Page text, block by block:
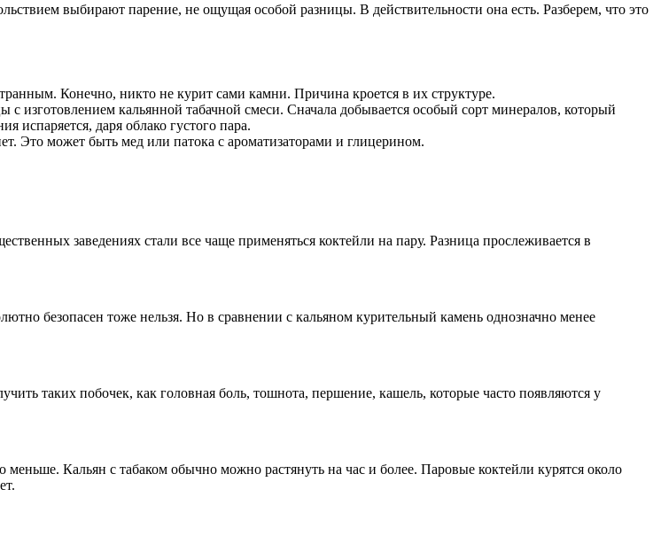
выбирают парение, не ощущая особой разницы. В действительности она есть. Разберем, что это
Конечно, никто не курит сами камни. Причина кроется в их структуре.
изготовлением кальянной табачной смеси. Сначала добывается особый сорт минералов, который
испаряется, даря облако густого пара.
Это может быть мед или патока с ароматизаторами и глицерином.
заведениях стали все чаще применяться коктейли на пару. Разница прослеживается в
безопасен тоже нельзя. Но в сравнении с кальяном курительный камень однозначно менее
таких побочек, как головная боль, тошнота, першение, кашель, которые часто появляются у
Кальян с табаком обычно можно растянуть на час и более. Паровые коктейли курятся около